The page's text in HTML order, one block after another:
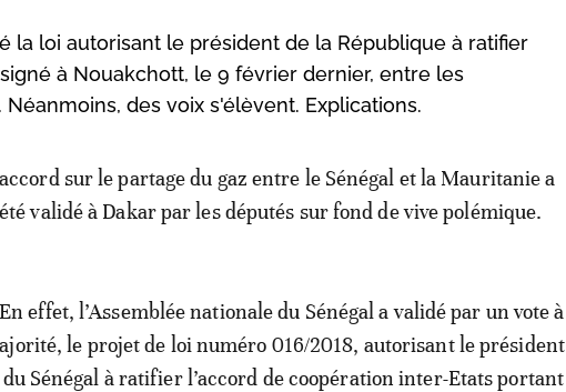
la loi autorisant le président de la République à ratifier
à Nouakchott, le 9 février dernier, entre les
des voix s'élèvent. Explications.
accord sur le partage du gaz entre le Sénégal et la Mauritanie a
été validé à Dakar par les députés sur fond de vive polémique.
En effet, l’Assemblée nationale du Sénégal a validé par un vote à
le projet de loi numéro 016/2018, autorisant le président
Sénégal à ratifier l’accord de coopération inter-Etats portant